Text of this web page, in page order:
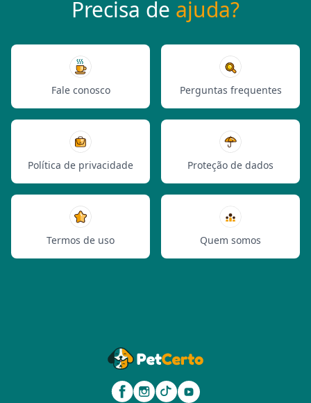
Precisa de ajuda?
Fale conosco Perguntas frequentes
Política de privacidade Proteção de dados
Termos de uso Quem somos